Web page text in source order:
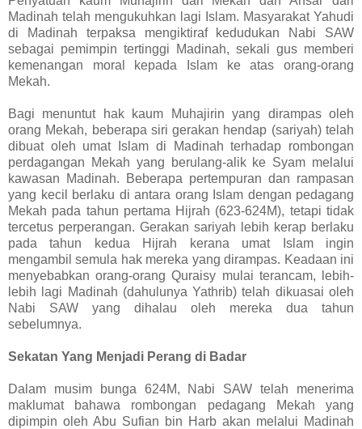
Madinah telah mengukuhkan lagi Islam. Masyarakat Yahudi
di Madinah terpaksa mengiktiraf kedudukan Nabi SAW
sebagai pemimpin tertinggi Madinah, sekali gus memberi
kemenangan moral kepada Islam ke atas orang-orang
Mekah.
Bagi menuntut hak kaum Muhajirin yang dirampas oleh
orang Mekah, beberapa siri gerakan hendap (sariyah) telah
dibuat oleh umat Islam di Madinah terhadap rombongan
perdagangan Mekah yang berulang-alik ke Syam melalui
kawasan Madinah. Beberapa pertempuran dan rampasan
yang kecil berlaku di antara orang Islam dengan pedagang
Mekah pada tahun pertama Hijrah (623-624M), tetapi tidak
tercetus perperangan. Gerakan sariyah lebih kerap berlaku
pada tahun kedua Hijrah kerana umat Islam ingin
mengambil semula hak mereka yang dirampas. Keadaan ini
menyebabkan orang-orang Quraisy mulai terancam, lebih-
lebih lagi Madinah (dahulunya Yathrib) telah dikuasai oleh
Nabi SAW yang dihalau oleh mereka dua tahun
sebelumnya.
Sekatan Yang Menjadi Perang di Badar
Dalam musim bunga 624M, Nabi SAW telah menerima
maklumat bahawa rombongan pedagang Mekah yang
dipimpin oleh Abu Sufian bin Harb akan melalui Madinah